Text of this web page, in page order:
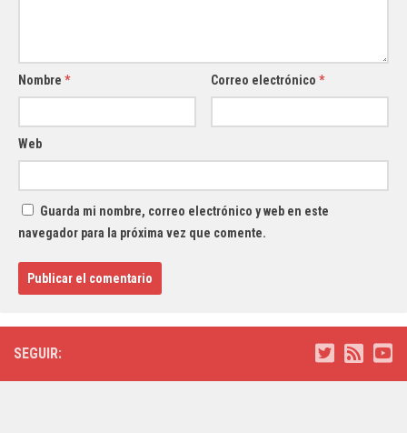
Nombre * Correo electrónico*
Web
Guarda mi nombre, correo electrónico y web en este
navegador para la próxima vez que comente.
SEGUIR: